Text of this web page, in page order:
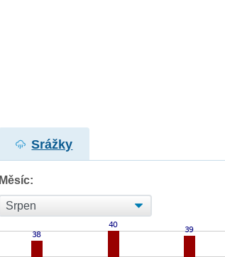
Srážky
Měsíc: